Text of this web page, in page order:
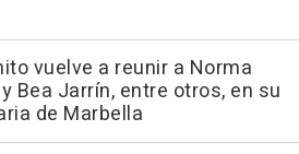
vuelve a reunir a Norma
Bea Jarrín, entre otros, en su
de Marbella